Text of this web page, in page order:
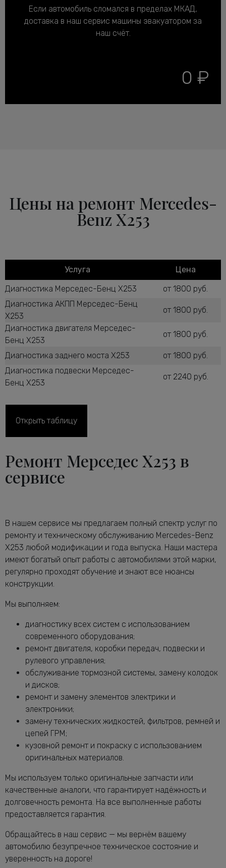
Если автомобиль сломался в пределах МКАД,
доставка в наш сервис машины эвакуатором за
наш счёт.
0 ₽
Цены на ремонт Mercedes-
Benz X253
Услуга
Цена
Диагностика Мерседес-Бенц X253
от 1800 руб.
Диагностика АКПП Мерседес-Бенц
X253
от 1800 руб.
Диагностика двигателя Мерседес-
Бенц X253
от 1800 руб.
Диагностика заднего моста X253
от 1800 руб.
Диагностика подвески Мерседес-
Бенц X253
от 2240 руб.
X253
Диагностика ТНВД дизельного
Мерседес-Бенц X253
Диагностика ходовой части
Мерседес-Бенц X253
X253
от 1160 руб.
Замена воздушного фильтра
Мерседес-Бенц X253
от 680 руб.
Замена задних тормозных дисков
Мерседес-Бенц X253
от 1640 руб.
Замена задних тормозных колодок
Мерседес-Бенц X253
X253
Замена масла в двигателе Мерседес-
Бенц X253
Замена масла в раздатке Мерседес-
Бенц X253
Замена масляного насоса Мерседес-
Бенц X253
Замена масляного фильтра Мерседес-
Бенц X253
Замена опоры амортизатора X253
Замена переднего сальника
коленвала X253
Замена передних амортизаторов
Мерседес-Бенц X253
от 3400 руб.
Замена передних тормозных дисков
Мерседес-Бенц X253
от 1160 руб.
Мерседес-Бенц X253
от 2240 руб.
Замена подушек двигателя X253
Открыть таблицу
Ремонт Мерседес X253 в
сервисе
В нашем сервисе мы предлагаем полный спектр услуг по
ремонту и техническому обслуживанию Mercedes-Benz
X253 любой модификации и года выпуска. Наши мастера
имеют богатый опыт работы с автомобилями этой марки,
регулярно проходят обучение и знают все нюансы
конструкции.
Мы выполняем:
диагностику всех систем с использованием
современного оборудования;
ремонт двигателя, коробки передач, подвески и
рулевого управления;
обслуживание тормозной системы, замену колодок
и дисков;
ремонт и замену элементов электрики и
электроники;
замену технических жидкостей, фильтров, ремней и
цепей ГРМ;
кузовной ремонт и покраску с использованием
оригинальных материалов.
Мы используем только оригинальные запчасти или
качественные аналоги, что гарантирует надёжность и
долговечность ремонта. На все выполненные работы
предоставляется гарантия.
Обращайтесь в наш сервис — мы вернём вашему
автомобилю безупречное техническое состояние и
уверенность на дороге!